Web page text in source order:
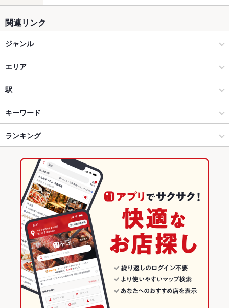
関連リンク
ジャンル
イタリアン・フレンチ
フレンチ
甲府 × イタリアン・フレンチ
甲府 × フレンチ
善光寺駅 × イタリアン・フレンチ
善光寺駅 × フレンチ
エリア
甲斐善光寺
甲斐善光寺 × イタリアン・フレンチ
甲斐善光寺 × フレンチ
山梨 × イタリアン・フレンチ
山梨 × フレンチ
駅
金手駅
酒折駅
善光寺駅
キーワード
エビ料理
ランキング
山梨のグルメランキング
山梨のイタリアン・フレンチランキング
甲府のグルメランキング
甲府のイタリアン・フレンチランキング